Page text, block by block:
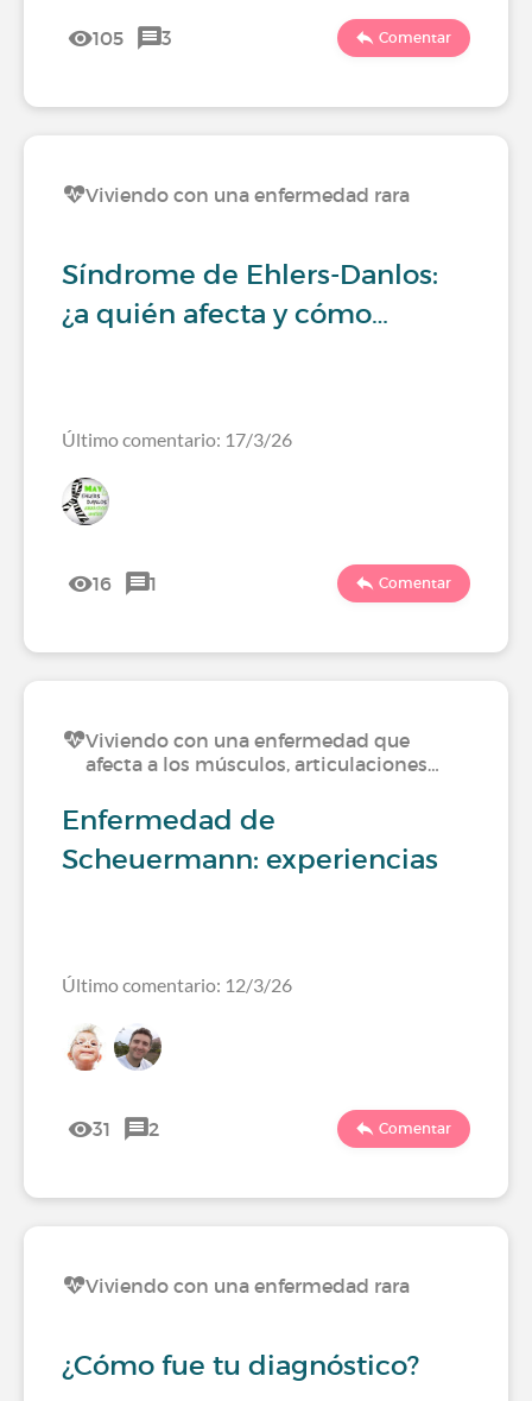
105 3 Comentar
Viviendo con una enfermedad rara
Síndrome de Ehlers-Danlos:
¿a quién afecta y cómo…
Último comentario: 17/3/26
16 1 Comentar
Viviendo con una enfermedad que
afecta a los músculos, articulaciones…
Enfermedad de
Scheuermann: experiencias
Último comentario: 12/3/26
31 2 Comentar
Viviendo con una enfermedad rara
¿Cómo fue tu diagnóstico?